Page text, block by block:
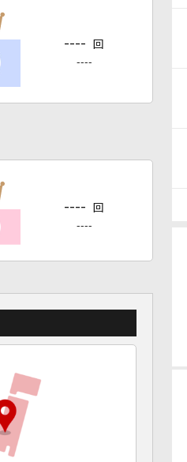
---- 回
----
---- 回
----